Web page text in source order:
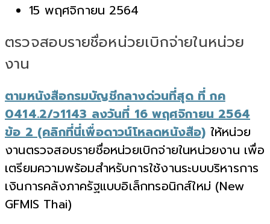
15 พฤศจิกายน 2564
ตรวจสอบรายชื่อหน่วยเบิกจ่ายในหน่วย
งาน
ตามหนังสือกรมบัญชีกลางด่วนที่สุด ที่ กค
0414.2/ว1143 ลงวันที่ 16 พฤศจิกายน 2564
ข้อ 2 (คลิกที่นี่เพื่อดาวน์โหลดหนังสือ) ให้หน่วย
งานตรวจสอบรายชื่อหน่วยเบิกจ่ายในหน่วยงาน เพื่อ
เตรียมความพร้อมสำหรับการใช้งานระบบบริหารการ
เงินการคลังภาครัฐแบบอิเล็กทรอนิกส์ใหม่ (New
GFMIS Thai)